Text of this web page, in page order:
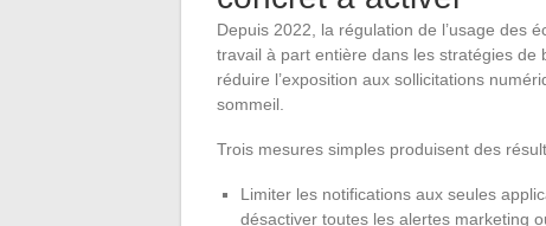
Depuis 2022, la régulation de l’usage des
travail à part entière dans les stratégies
réduire l’exposition aux sollicitations
sommeil.
Trois mesures simples produisent des
Limiter les notifications aux seules
désactiver toutes les alertes marketing